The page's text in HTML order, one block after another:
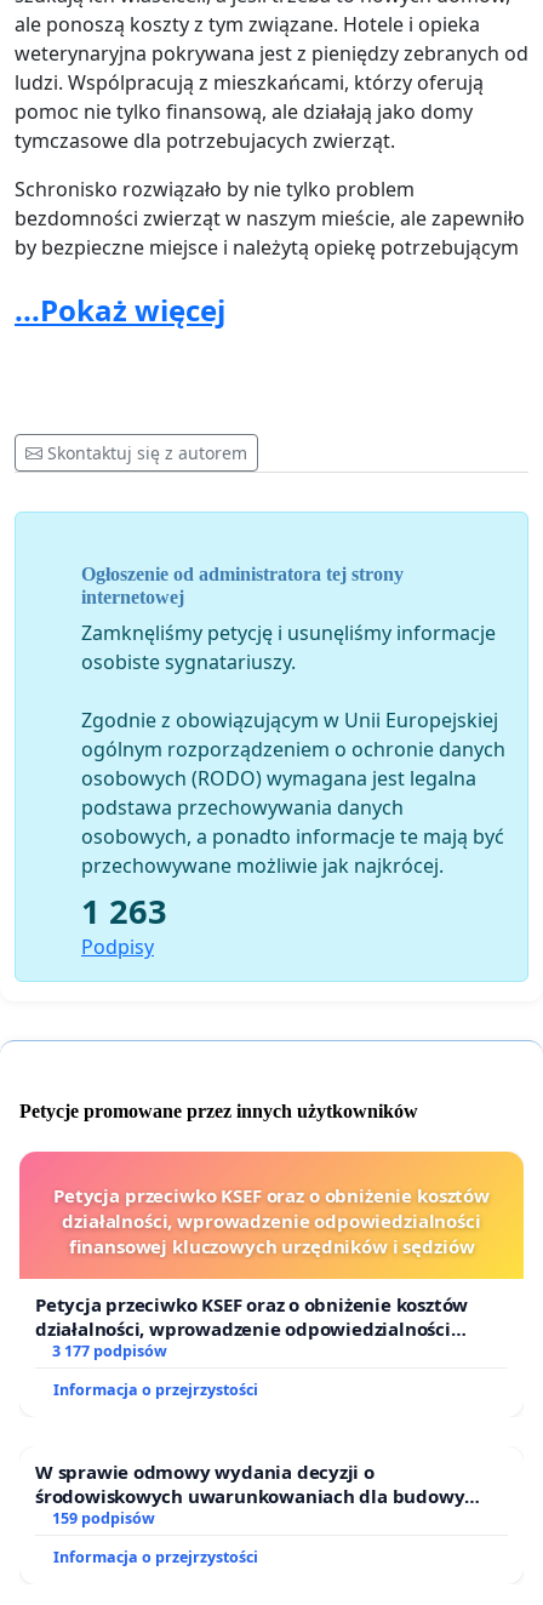
ale ponoszą koszty z tym związane. Hotele i opieka
weterynaryjna pokrywana jest z pieniędzy zebranych od
ludzi. Wspólpracują z mieszkańcami, którzy oferują
pomoc nie tylko finansową, ale działają jako domy
tymczasowe dla potrzebujacych zwierząt.
Schronisko rozwiązało by nie tylko problem
bezdomności zwierząt w naszym mieście, ale zapewniło
by bezpieczne miejsce i należytą opiekę potrzebującym
lub na nowy dom.
przez ludzi z empatią do zwierząt, może być miejscem,
które będzie zachęcało młodych ludzi do pomagania i
My mieszkańcy miasta Żory prosimy o takie nasze małe
schronisko dla zwierząt!!!!!
...Pokaż więcej
Skontaktuj się z autorem
Ogłoszenie od administratora tej strony
internetowej
Zamknęliśmy petycję i usunęliśmy informacje
osobiste sygnatariuszy.
Zgodnie z obowiązującym w Unii Europejskiej
ogólnym rozporządzeniem o ochronie danych
osobowych (RODO) wymagana jest legalna
podstawa przechowywania danych
osobowych, a ponadto informacje te mają być
przechowywane możliwie jak najkrócej.
1 263
Podpisy
Petycje promowane przez innych użytkowników
Petycja przeciwko KSEF oraz o obniżenie kosztów
działalności, wprowadzenie odpowiedzialności
finansowej kluczowych urzędników i sędziów
Petycja przeciwko KSEF oraz o obniżenie kosztów
działalności, wprowadzenie odpowiedzialności
finansowej kluczowych urzędników i sędziów
3 177 podpisów
Informacja o przejrzystości
W sprawie odmowy wydania decyzji o
środowiskowych uwarunkowaniach dla budowy
zakładu wytwarzania biometanu „Krynki” w
Puszczy Knyszyńskiej
159 podpisów
Informacja o przejrzystości